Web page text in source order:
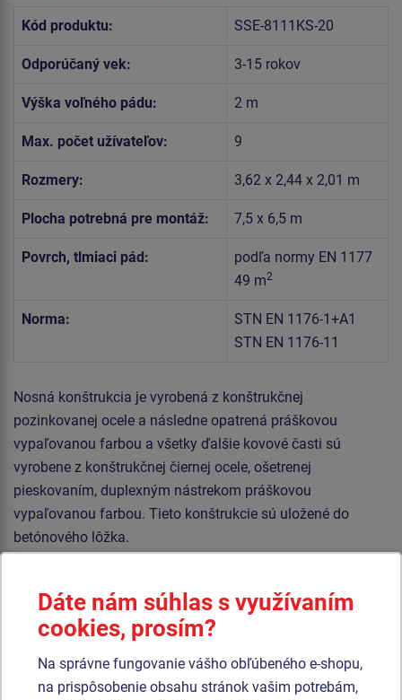
Kód produktu: SSE-8111KS-20
Odporúčaný vek: 3-15 rokov
Výška voľného pádu: 2 m
Max. počet užívateľov: 9
Rozmery: 3,62 x 2,44 x 2,01 m
Plocha potrebná pre montáž: 7,5 x 6,5 m
Povrch, tlmiaci pád:
podľa normy EN 1177
49 m2
Norma:
STN EN 1176-1+A1
STN EN 1176-11
Nosná konštrukcia je vyrobená z konštrukčnej
pozinkovanej ocele a následne opatrená práškovou
vypaľovanou farbou a všetky ďalšie kovové časti sú
vyrobene z konštrukčnej čiernej ocele, ošetrenej
pieskovaním, duplexným nástrekom práškovou
vypaľovanou farbou. Tieto konštrukcie sú uložené do
betónového lôžka.
sú vyrobené z materiálu HERKULES (16 mm lana z
polypropylénu s vnútorným oceľovým jadrom) a sú
spojené plastovými spojmi. Všetok spojovací materiál je
pozinkovaný nebo nerezový.
Dáte nám súhlas s využívaním
cookies, prosím?
Na správne fungovanie vášho obľúbeného e-shopu,
na prispôsobenie obsahu stránok vašim potrebám,